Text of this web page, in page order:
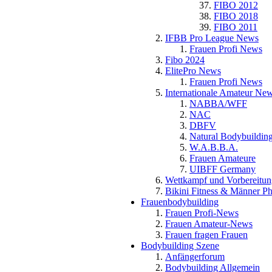
FIBO 2012
FIBO 2018
FIBO 2011
IFBB Pro League News
Frauen Profi News
Fibo 2024
ElitePro News
Frauen Profi News
Internationale Amateur
NABBA/WFF
NAC
DBFV
Natural
W.A.B.B.A.
Frauen Amateure
UIBFF Germany
Wettkampf und
Bikini Fitness & Männer
Frauenbodybuilding
Frauen Profi-News
Frauen Amateur-News
Frauen fragen Frauen
Bodybuilding Szene
Anfängerforum
Bodybuilding Allgemein